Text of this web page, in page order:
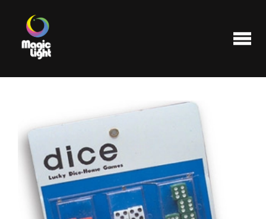
Produits
Les plus populaires
Liquidations